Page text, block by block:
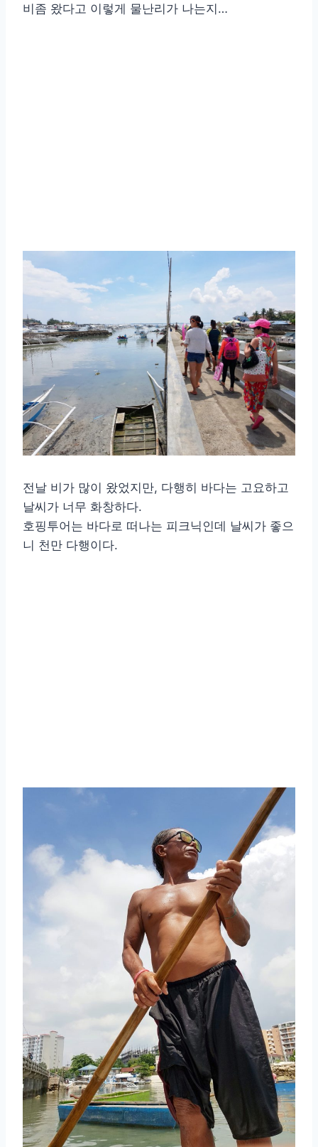
비좀 왔다고 이렇게 물난리가 나는지…
전날 비가 많이 왔었지만, 다행히 바다는 고요하고
날씨가 너무 화창하다.
호핑투어는 바다로 떠나는 피크닉인데 날씨가 좋으
니 천만 다행이다.